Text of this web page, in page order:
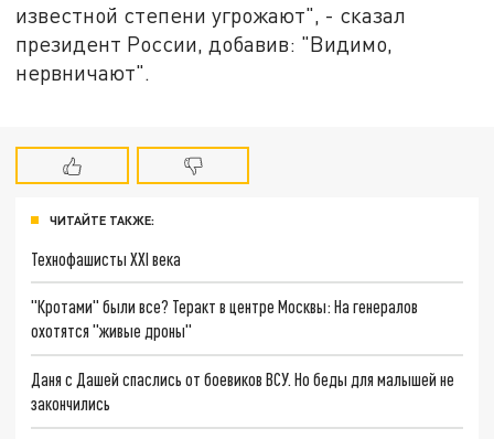
известной степени угрожают", - сказал
президент России, добавив: "Видимо,
нервничают".
ЧИТАЙТЕ ТАКЖЕ:
Технофашисты XXI века
"Кротами" были все? Теракт в центре Москвы: На генералов
охотятся "живые дроны"
Даня с Дашей спаслись от боевиков ВСУ. Но беды для малышей не
закончились